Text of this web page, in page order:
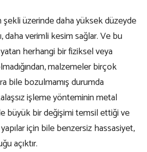
üzerinde daha yüksek düzeyde
daha verimli kesim sağlar. Ve bu
herhangi bir fiziksel veya
malzemeler birçok
bile bozulmamış durumda
işleme yönteminin metal
büyük bir değişimi temsil ettiği ve
için bile benzersiz hassasiyet,
açıktır.